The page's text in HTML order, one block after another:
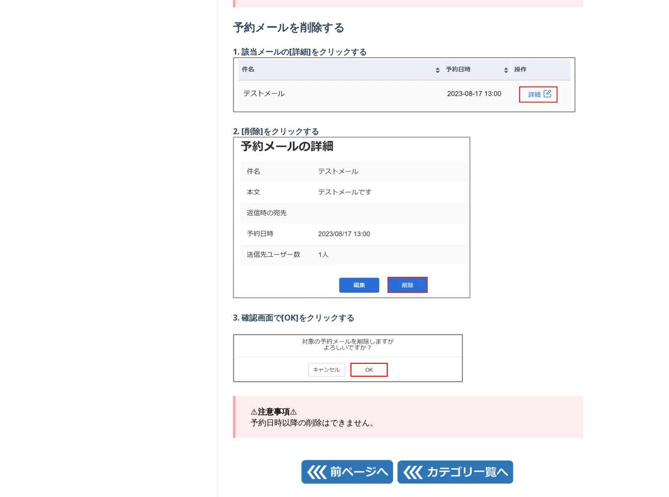
予約メールを削除する
1. 該当メールの[詳細]をクリックする
2. [削除]をクリックする
3. 確認画面で[OK]をクリックする
⚠️注意事項⚠️
予約日時以降の削除はできません。